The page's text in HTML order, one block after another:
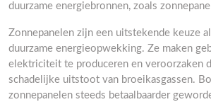
duurzame energiebronnen, zoals
Zonnepanelen zijn een uitstekende keuze
duurzame energieopwekking. Ze maken
elektriciteit te produceren en veroorzaken
schadelijke uitstoot van broeikasgassen.
zonnepanelen steeds betaalbaarder